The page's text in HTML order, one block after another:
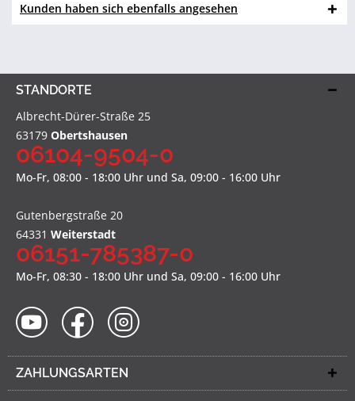
Kunden haben sich ebenfalls angesehen
STANDORTE
Albrecht-Dürer-Straße 25
63179 Obertshausen
06104-9504-0
Mo-Fr, 08:00 - 18:00 Uhr und Sa, 09:00 - 16:00 Uhr
Gutenbergstraße 20
64331 Weiterstadt
06151-785387-0
Mo-Fr, 08:30 - 18:00 Uhr und Sa, 09:00 - 16:00 Uhr
ZAHLUNGSARTEN